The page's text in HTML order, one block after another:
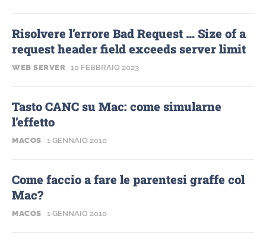
Risolvere l’errore Bad Request … Size of a
request header field exceeds server limit
WEB SERVER 10 FEBBRAIO 2023
Tasto CANC su Mac: come simularne
l’effetto
MACOS 1 GENNAIO 2010
Come faccio a fare le parentesi graffe col
Mac?
MACOS 1 GENNAIO 2010